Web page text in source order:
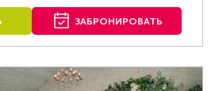
ЗАБРОНИРОВАТЬ